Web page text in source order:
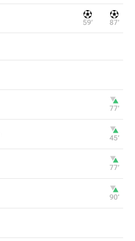
59‎’‎ 87‎’‎
77‎’‎
45‎’‎
77‎’‎
90‎’‎